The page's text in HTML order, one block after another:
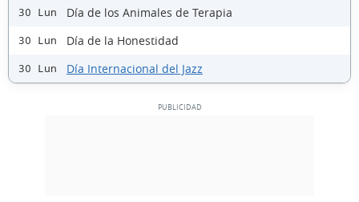
30 Lun Día de los Animales de Terapia
30 Lun Día de la Honestidad
30 Lun Día Internacional del Jazz